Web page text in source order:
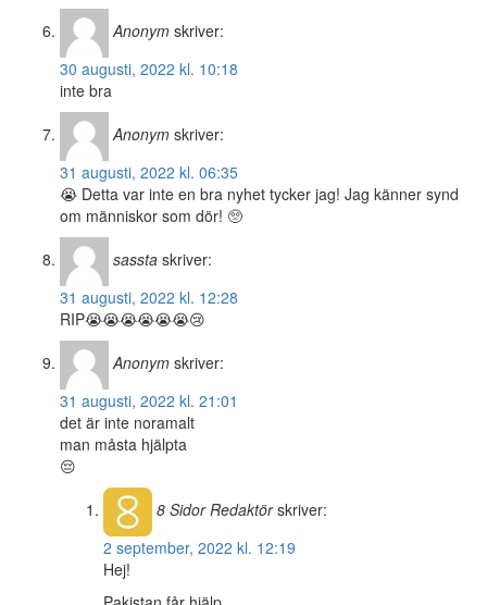
Anonym skriver:
30 augusti, 2022 kl. 10:18
inte bra
Anonym skriver:
31 augusti, 2022 kl. 06:35
😭 Detta var inte en bra nyhet tycker jag! Jag känner synd
om människor som dör! 🥺
sassta skriver:
31 augusti, 2022 kl. 12:28
RIP😭😭😭😭😭😭😢
Anonym skriver:
31 augusti, 2022 kl. 21:01
det är inte noramalt
man måsta hjälpta
😔
8 SidorRedaktör skriver:
2 september, 2022 kl. 12:19
Hej!